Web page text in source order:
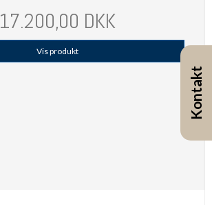
17.200,00 DKK
Vis produkt
Kontakt